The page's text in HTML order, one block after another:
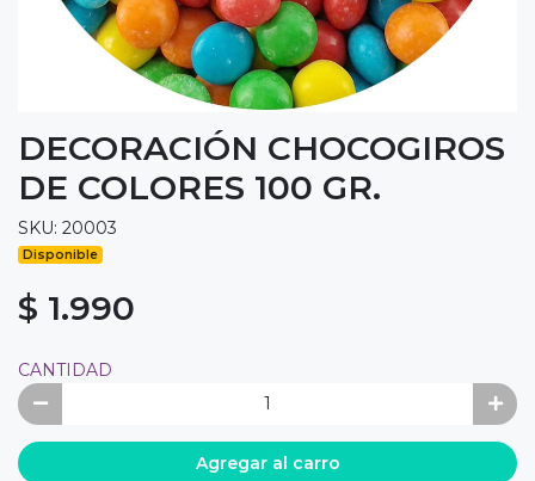
DECORACIÓN CHOCOGIROS
DE COLORES 100 GR.
SKU: 20003
Disponible
$ 1.990
CANTIDAD
Agregar al carro